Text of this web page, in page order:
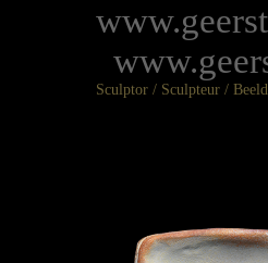
Sculptor / Sculpteur /